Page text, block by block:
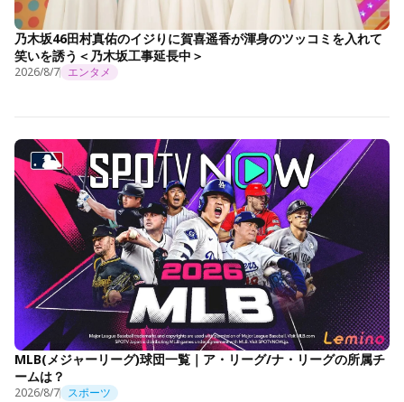
乃木坂46田村真佑のイジりに賀喜遥香が渾身のツッコミを入れて
笑いを誘う＜乃木坂工事延長中＞
2026/8/7 エンタメ
MLB(メジャーリーグ)球団一覧｜ア・リーグ/ナ・リーグの所属チ
ームは？
2026/8/7 スポーツ